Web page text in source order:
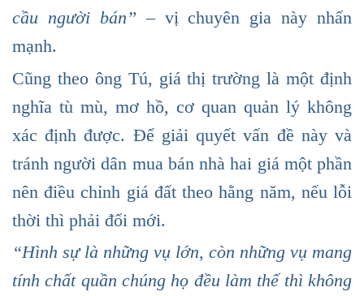
cầu người bán” – vị chuyên gia này nhấn
mạnh.
Cũng theo ông Tú, giá thị trường là một định
nghĩa tù mù, mơ hồ, cơ quan quản lý không
xác định được. Để giải quyết vấn đề này và
tránh người dân mua bán nhà hai giá một phần
nên điều chỉnh giá đất theo hằng năm, nếu lỗi
thời thì phải đổi mới.
“Hình sự là những vụ lớn, còn những vụ mang
tính chất quần chúng họ đều làm thế thì không